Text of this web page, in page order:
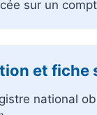
sur un
et fiche
national